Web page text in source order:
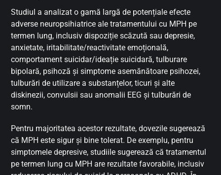
Studiul a analizat o gamă largă de potențiale efecte
adverse neuropsihiatrice ale tratamentului cu MPH pe
termen lung, inclusiv dispoziție scăzută sau depresie,
anxietate, iritabilitate/reactivitate emoțională,
comportament suicidar/ideație suicidară, tulburare
bipolară, psihoză și simptome asemănătoare psihozei,
tulburări de utilizare a substanțelor, ticuri și alte
diskinezii, convulsii sau anomalii EEG și tulburări de
somn.
Pentru majoritatea acestor rezultate, dovezile sugerează
că MPH este sigur și bine tolerat. De exemplu, pentru
simptomele depresive, studiile sugerează că tratamentul
pe termen lung cu MPH are rezultate favorabile, inclusiv